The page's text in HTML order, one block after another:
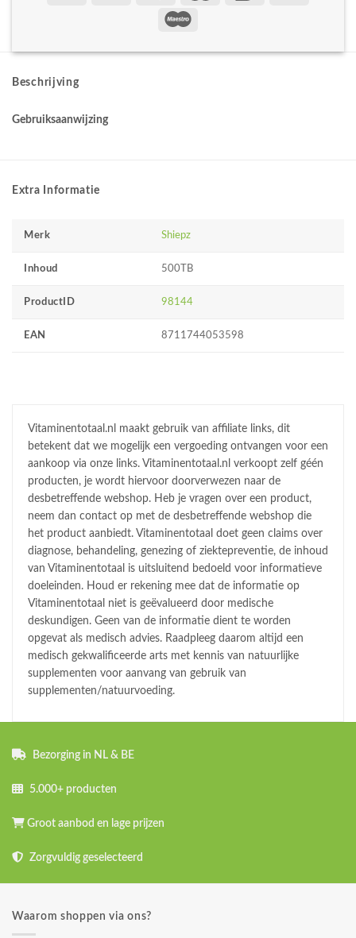
Beschrijving
Gebruiksaanwijzing
Extra Informatie
Merk Shiepz
Inhoud 500TB
ProductID 98144
EAN 8711744053598
Vitaminentotaal.nl maakt gebruik van affiliate links, dit
betekent dat we mogelijk een vergoeding ontvangen voor een
aankoop via onze links. Vitaminentotaal.nl verkoopt zelf géén
producten, je wordt hiervoor doorverwezen naar de
desbetreffende webshop. Heb je vragen over een product,
neem dan contact op met de desbetreffende webshop die
het product aanbiedt. Vitaminentotaal doet geen claims over
diagnose, behandeling, genezing of ziektepreventie, de inhoud
van Vitaminentotaal is uitsluitend bedoeld voor informatieve
doeleinden. Houd er rekening mee dat de informatie op
Vitaminentotaal niet is geëvalueerd door medische
deskundigen. Geen van de informatie dient te worden
opgevat als medisch advies. Raadpleeg daarom altijd een
medisch gekwalificeerde arts met kennis van natuurlijke
supplementen voor aanvang van gebruik van
supplementen/natuurvoeding.
Bezorging in NL & BE
5.000+ producten
Groot aanbod en lage prijzen
Zorgvuldig geselecteerd
Waarom shoppen via ons?